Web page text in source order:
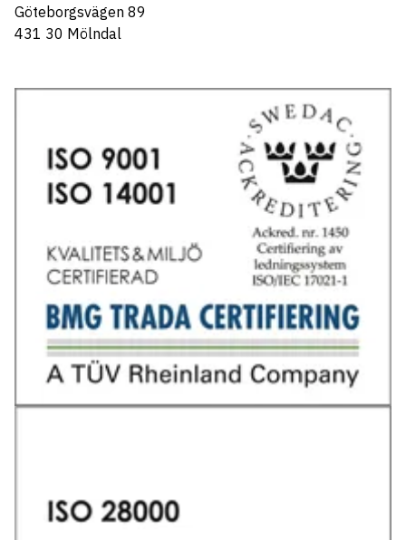
Göteborgsvägen 89
431 30 Mölndal